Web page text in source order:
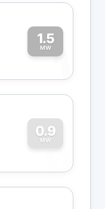
1.5
MW1
0.9
MW
0